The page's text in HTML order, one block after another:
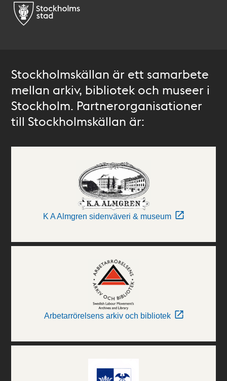
Stockholmskällan är ett samarbete
mellan arkiv, bibliotek och museer i
Stockholm. Partnerorganisationer
till Stockholmskällan är:
K A Almgren sidenväveri & museum
Arbetarrörelsens arkiv och bibliotek